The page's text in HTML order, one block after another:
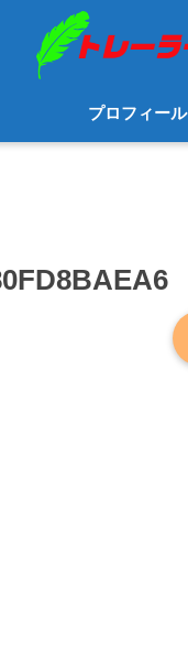
プロフィール